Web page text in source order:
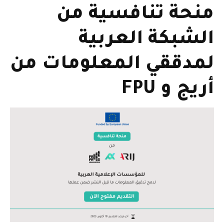
منحة تنافسية من
الشبكة العربية
لمدققي المعلومات من
أريج و FPU